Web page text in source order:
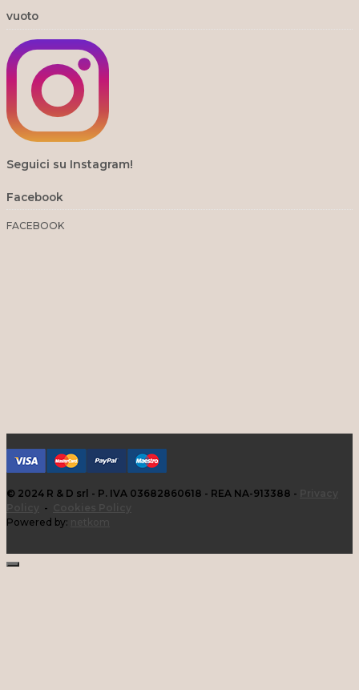
vuoto
Seguici su Instagram!
Facebook
FACEBOOK
© 2024 R & D srl - P. IVA 03682860618 - REA NA-913388 -
-
Powered by: